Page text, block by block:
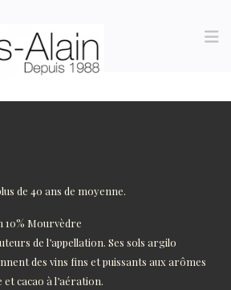
de 40 ans de moyenne.
10% Mourvèdre
de l’appellation. Ses sols argilo
des vins fins et puissants aux arômes
cacao à l’aération.